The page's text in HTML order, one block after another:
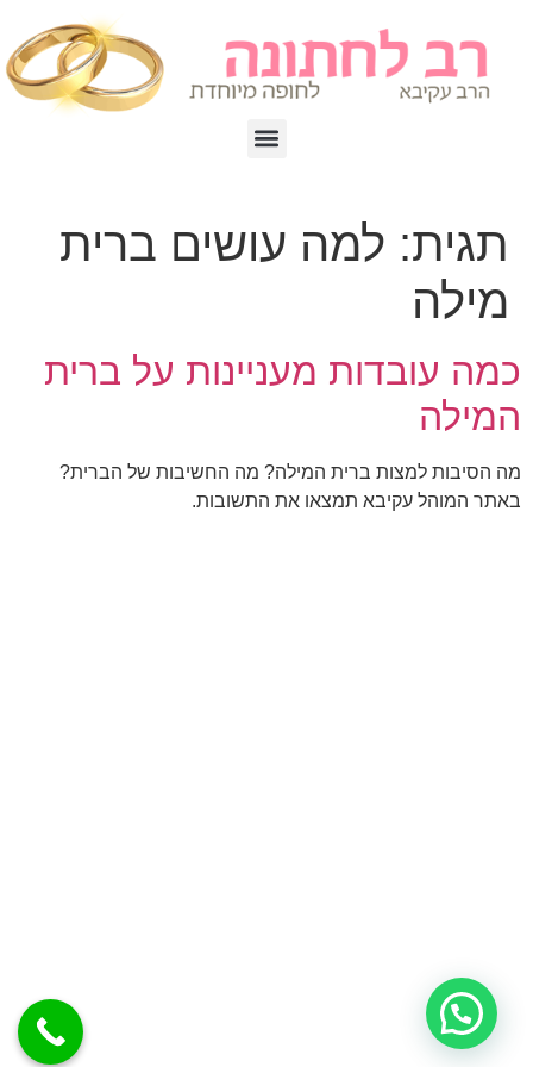
תגית: למה עושים ברית
מילה
כמה עובדות מעניינות על ברית
המילה
מה הסיבות למצות ברית המילה? מה החשיבות של הברית?
באתר המוהל עקיבא תמצאו את התשובות.